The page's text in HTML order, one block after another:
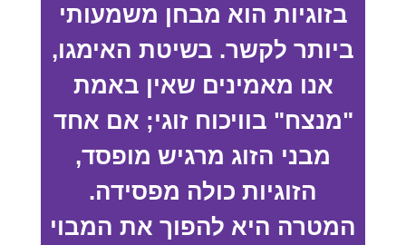
בזוגיות הוא מבחן משמעותי
ביותר לקשר. בשיטת האימגו,
אנו מאמינים שאין באמת
"מנצח" בוויכוח זוגי; אם אחד
מבני הזוג מרגיש מופסד,
הזוגיות כולה מפסידה.
המטרה היא להפוך את המבוי